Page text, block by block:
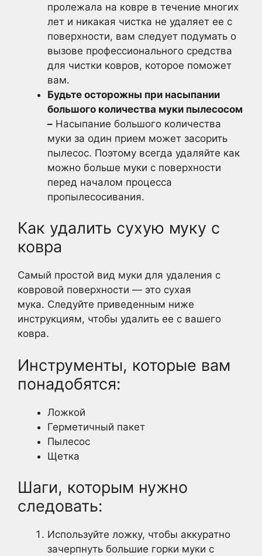
пролежала на ковре в течение многих
лет и никакая чистка не удаляет ее с
поверхности, вам следует подумать о
вызове профессионального средства
для чистки ковров, которое поможет
вам.
Будьте осторожны при насыпании
большого количества муки пылесосом
– Насыпание большого количества
муки за один прием может засорить
пылесос. Поэтому всегда удаляйте как
можно больше муки с поверхности
перед началом процесса
пропылесосивания.
Как удалить сухую муку с
ковра
Самый простой вид муки для удаления с
ковровой поверхности — это сухая
мука. Следуйте приведенным ниже
инструкциям, чтобы удалить ее с вашего
ковра.
Инструменты, которые вам
понадобятся:
Ложкой
Герметичный пакет
Пылесос
Щетка
Шаги, которым нужно
следовать:
Используйте ложку, чтобы аккуратно
зачерпнуть большие горки муки с